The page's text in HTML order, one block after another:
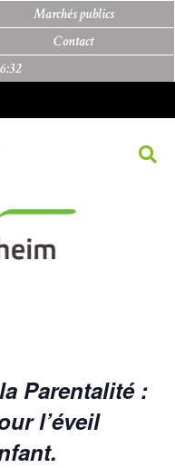
Marchés publics
Contact
6:32
Parentalité :
l’éveil